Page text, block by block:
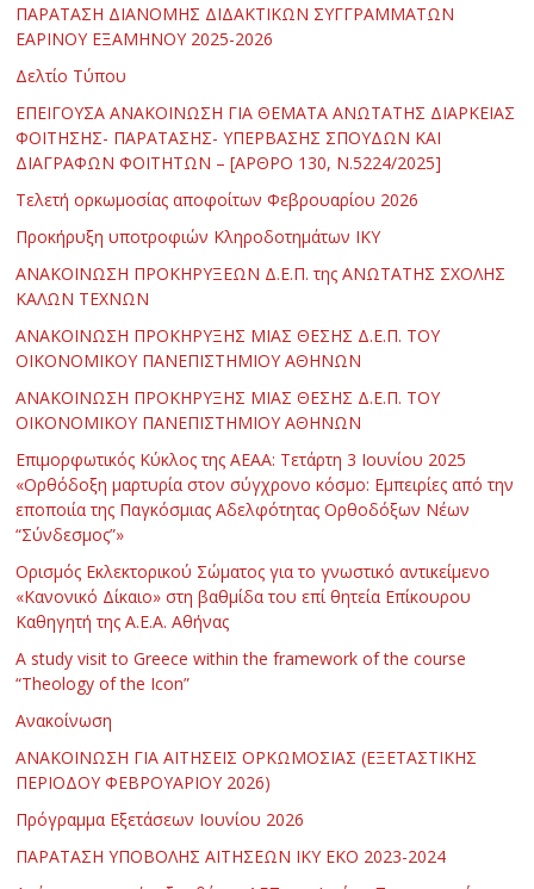
ΠΑΡΑΤΑΣΗ ΔΙΑΝΟΜΗΣ ΔΙΔΑΚΤΙΚΩΝ ΣΥΓΓΡΑΜΜΑΤΩΝ
ΕΑΡΙΝΟΥ ΕΞΑΜΗΝΟΥ 2025-2026
Δελτίο Τύπου
ΕΠΕΙΓΟΥΣΑ ΑΝΑΚΟΙΝΩΣΗ ΓΙΑ ΘΕΜΑΤΑ ΑΝΩΤΑΤΗΣ ΔΙΑΡΚΕΙΑΣ
ΦΟΙΤΗΣΗΣ- ΠΑΡΑΤΑΣΗΣ- ΥΠΕΡΒΑΣΗΣ ΣΠΟΥΔΩΝ ΚΑΙ
ΔΙΑΓΡΑΦΩΝ ΦΟΙΤΗΤΩΝ – [ΑΡΘΡΟ 130, Ν.5224/2025]
Τελετή ορκωμοσίας αποφοίτων Φεβρουαρίου 2026
Προκήρυξη υποτροφιών Κληροδοτημάτων ΙΚΥ
ΑΝΑΚΟΙΝΩΣΗ ΠΡΟΚΗΡΥΞΕΩΝ Δ.Ε.Π. της ΑΝΩΤΑΤΗΣ ΣΧΟΛΗΣ
ΚΑΛΩΝ ΤΕΧΝΩΝ
ΑΝΑΚΟΙΝΩΣΗ ΠΡΟΚΗΡΥΞΗΣ ΜΙΑΣ ΘΕΣΗΣ Δ.Ε.Π. ΤΟΥ
ΟΙΚΟΝΟΜΙΚΟΥ ΠΑΝΕΠΙΣΤΗΜΙΟΥ ΑΘΗΝΩΝ
ΑΝΑΚΟΙΝΩΣΗ ΠΡΟΚΗΡΥΞΗΣ ΜΙΑΣ ΘΕΣΗΣ Δ.Ε.Π. ΤΟΥ
ΟΙΚΟΝΟΜΙΚΟΥ ΠΑΝΕΠΙΣΤΗΜΙΟΥ ΑΘΗΝΩΝ
Επιμορφωτικός Κύκλος της ΑΕΑΑ: Τετάρτη 3 Ιουνίου 2025
«Ορθόδοξη μαρτυρία στον σύγχρονο κόσμο: Εμπειρίες από την
εποποιία της Παγκόσμιας Αδελφότητας Ορθοδόξων Νέων
“Σύνδεσμος”»
Ορισμός Εκλεκτορικού Σώματος για το γνωστικό αντικείμενο
«Κανονικό Δίκαιο» στη βαθμίδα του επί θητεία Επίκουρου
Καθηγητή της Α.Ε.Α. Αθήνας
Α study visit to Greece within the framework of the course
“Theology of the Icon”
Ανακοίνωση
ΑΝΑΚΟΙΝΩΣΗ ΓΙΑ ΑΙΤΗΣΕΙΣ ΟΡΚΩΜΟΣΙΑΣ (ΕΞΕΤΑΣΤΙΚΗΣ
ΠΕΡΙΟΔΟΥ ΦΕΒΡΟΥΑΡΙΟΥ 2026)
Πρόγραμμα Εξετάσεων Ιουνίου 2026
ΠΑΡΑΤΑΣΗ ΥΠΟΒΟΛΗΣ ΑΙΤΗΣΕΩΝ ΙΚΥ ΕΚΟ 2023-2024